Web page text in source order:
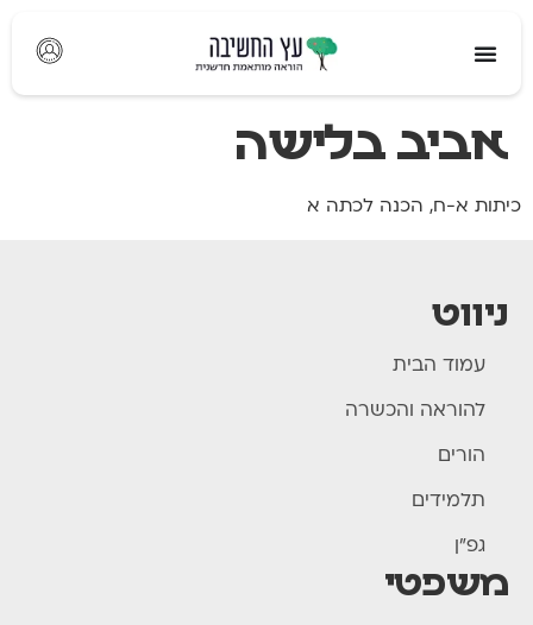
אביב בלישה
כיתות א-ח, הכנה לכתה א
ניווט
עמוד הבית
להוראה והכשרה
הורים
תלמידים
גפ"ן
משפטי